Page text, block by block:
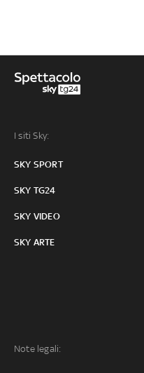
I siti Sky:
SKY SPORT
SKY TG24
SKY VIDEO
SKY ARTE
Note legali: